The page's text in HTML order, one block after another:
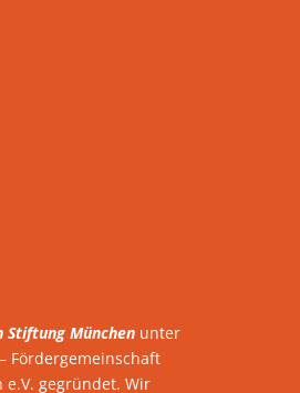
Stiftung München unter
– Fördergemeinschaft
gegründet. Wir